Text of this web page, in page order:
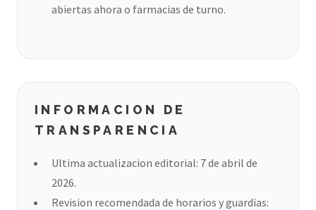
abiertas ahora o farmacias de turno.
INFORMACION DE
TRANSPARENCIA
Ultima actualizacion editorial: 7 de abril de
2026.
Revision recomendada de horarios y guardias: